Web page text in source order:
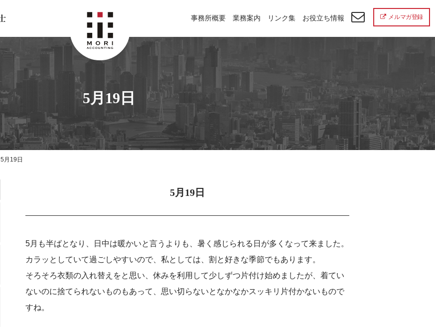
北関東 足利市の公認会計士・税理士事務所 森会計事務所
事務所概要 業務案内 リンク集 お役立ち情報 メルマガ登録
5月19日
5月19日
5月19日
5月も半ばとなり、日中は暖かいと言うよりも、暑く感じられる日が多くなって来ました。
カラッとしていて過ごしやすいので、私としては、割と好きな季節でもあります。
そろそろ衣類の入れ替えをと思い、休みを利用して少しずつ片付け始めましたが、着てい
ないのに捨てられないものもあって、思い切らないとなかなかスッキリ片付かないもので
すね。